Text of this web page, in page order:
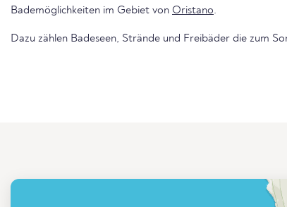
Bademöglichkeiten im Gebiet von Oristano.
Dazu zählen Badeseen, Strände und Freibäder die zum